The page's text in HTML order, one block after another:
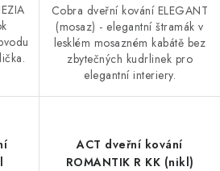
Cobra dveřní kování ELEGANT
(mosaz) - elegantní štramák v
lesklém mosazném kabátě bez
zbytečných kudrlinek pro
elegantní interiery.
ACT dveřní kování
ROMANTIK R KK (nikl)